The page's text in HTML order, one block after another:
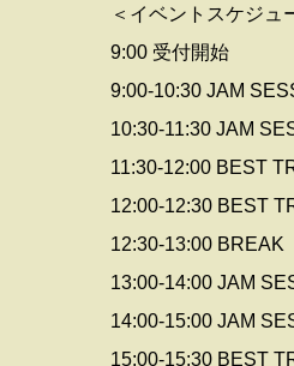
＜イベントスケジュ
9:00 受付開始
9:00-10:30 JAM
10:30-11:30 JAM
11:30-12:00 BEST
12:00-12:30 BEST
12:30-13:00 BREAK
13:00-14:00 JAM
14:00-15:00 JAM
15:00-15:30 BEST